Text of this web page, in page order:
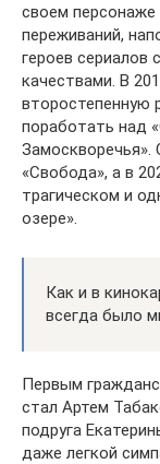
своем персонаже
переживаний,
героев сериалов
качествами. В
второстепенную
поработать над
«Свобода», а в
трагическом и
озере».
Как и в
всегда было
Первым
стал Артем
подруга
даже легкой